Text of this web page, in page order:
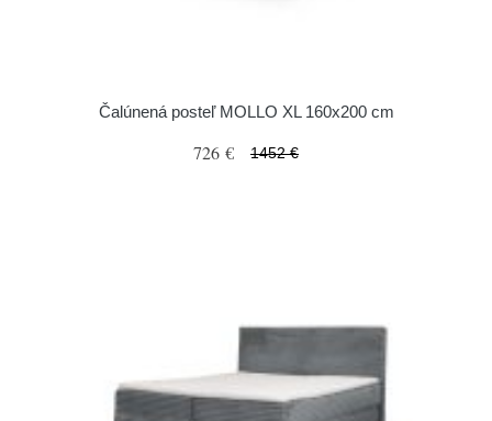
Čalúnená posteľ MOLLO XL 160x200 cm
726 € 1452 €